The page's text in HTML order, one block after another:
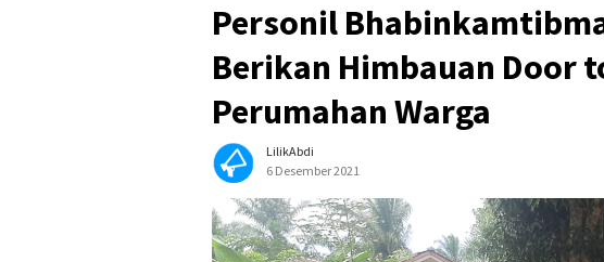
Personil
Berikan Himbauan Door
Perumahan Warga
LilikAbdi
6 Desember 2021